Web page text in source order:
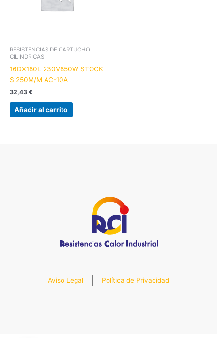
RESISTENCIAS DE CARTUCHO
CILINDRICAS
16DX180L 230V850W STOCK
S 250M/M AC-10A
32,43 €
Añadir al carrito
Aviso Legal Política de Privacidad